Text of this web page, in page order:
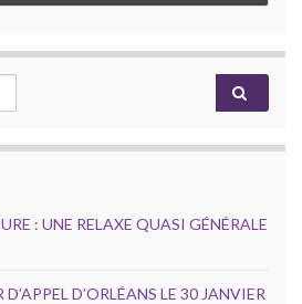
: UNE RELAXE QUASI GÉNÉRALE
D’ORLÉANS LE 30 JANVIER